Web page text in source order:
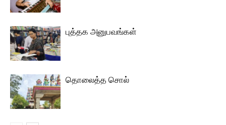
புத்தக அனுபவங்கள்
தொலைத்த சொல்